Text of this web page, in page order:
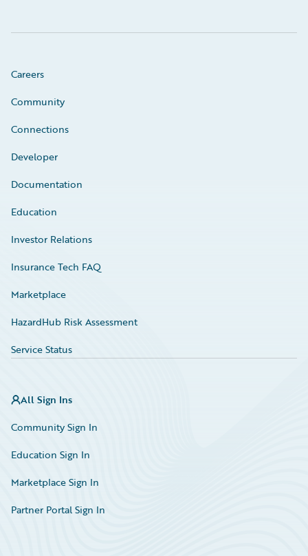
Careers
Community
Connections
Developer
Documentation
Education
Investor Relations
Insurance Tech FAQ
Marketplace
HazardHub Risk Assessment
Service Status
All Sign Ins
Community Sign In
Education Sign In
Marketplace Sign In
Partner Portal Sign In